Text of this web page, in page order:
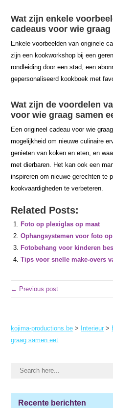
Wat zijn enkele
cadeaus voor wie graag
Enkele voorbeelden van originele
zijn een kookworkshop bij een
rondleiding door een stad, een
gepersonaliseerd kookboek met
Wat zijn de voordelen
voor wie graag samen
Een origineel cadeau voor wie
mogelijkheid om nieuwe culinaire
genieten van koken en eten, en
met dierbaren. Het kan ook een
inspireren om nieuwe gerechten te
kookvaardigheden te verbeteren.
Related Posts:
Foto op plexiglas op maat
Ophangsystemen voor foto
Fotobehang voor kinderen
Tips voor snelle make-overs
← Previous post
kojima-productions.be > Interieur >
graag samen eet
Recente berichten